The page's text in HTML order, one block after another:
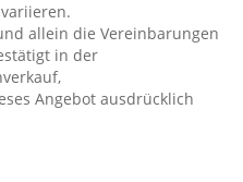
Motor
allein die Vereinbarungen
in der
Angebot ausdrücklich